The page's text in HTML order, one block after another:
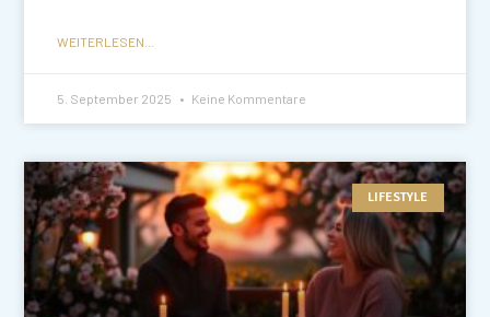
WEITERLESEN...
5. September 2025 Keine Kommentare
LIFESTYLE